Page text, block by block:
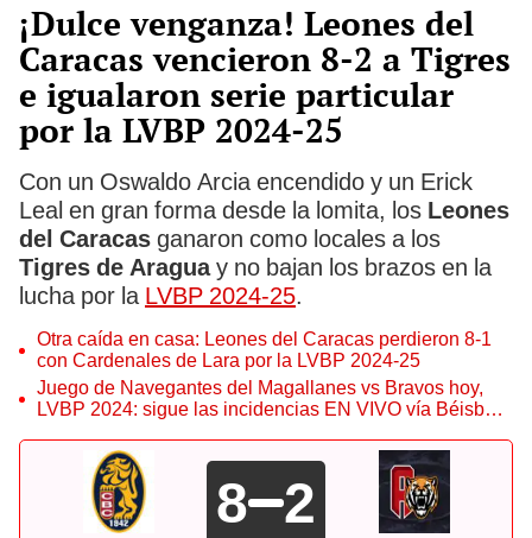
¡Dulce venganza! Leones del
Caracas vencieron 8-2 a Tigres
e igualaron serie particular
por la LVBP 2024-25
Con un Oswaldo Arcia encendido y un Erick
Leal en gran forma desde la lomita, los Leones
del Caracas ganaron como locales a los
Tigres de Araguay no bajan los brazos en la
lucha por la LVBP 2024-25.
Otra caída en casa: Leones del Caracas perdieron 8-1
con Cardenales de Lara por la LVBP 2024-25
Juego de Navegantes del Magallanes vs Bravos hoy,
LVBP 2024: sigue las incidencias EN VIVO vía Béisbol
8 2